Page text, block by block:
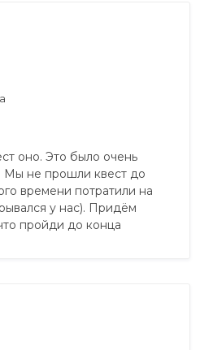
оно. Это было очень
Мы не прошли квест до
времени потратили на
у нас). Придëм
пройди до конца